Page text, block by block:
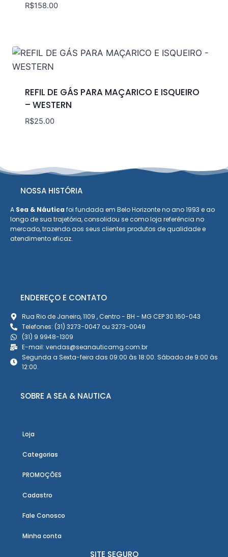
R$158.00
REFIL DE GÁS PARA MAÇARICO E ISQUEIRO
– WESTERN
R$25.00
NOSSA HISTÓRIA
A Sea & Náutica foi fundada em Belo Horizonte no ano 1993 e ao
longo de sua trajetória, consolidou se como loja referência no
mercado, trazendo aos seus clientes produtos de qualidade e
atendimento eficaz.
ENDEREÇO E CONTATO
Rua Rio de Janeiro, 1109 , Centro - BH - MG CEP 30.160-043
Telefones: (31) 3273-0047 ou 3273-0049
(31) 9 9948-1309
E-mail: vendas@seanauticamg.com.br
Segunda a Sexta-feira das 09:00 às 18:00. Sábado de 9:00 às
12:00.
SOBRE A SEA & NAUTICA
Loja
Categorias
PROMOÇÕES
Cadastro
Fale Conosco
Minha conta
SITE SEGURO